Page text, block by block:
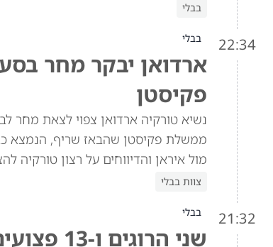
בבלי
22:34 בבלי
ארדואן יבקר מחר
פקיסטן
נשיא טורקיה ארדואן צפוי לצאת מחר
ממשלת פקיסטן שהבאז שריף, הנמצא
מול איראן והדיווחים על רצון טורקיה
צוות בבלי
21:32 בבלי
שני הרוגים ו-13 פצועים בפיצוץ מטען ברכב באזור הדרוזי בסוריה